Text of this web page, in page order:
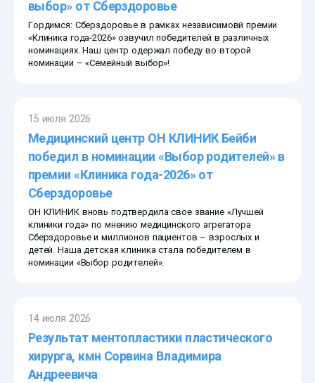
выбор» от Сберздоровье
Гордимся: Сберздоровье в рамках независимовй премии
«Клиника года-2026» озвучил победителей в различных
номинациях. Наш центр одержал победу во второй
номинации – «Семейный выбор»!
15 июля 2026
Медицинский центр ОН КЛИНИК Бейби
победил в номинации «Выбор родителей» в
премии «Клиника года-2026» от
Сберздоровье
ОН КЛИНИК вновь подтвердила свое звание «Лучшей
клиники года» по мнению медицинского агрегатора
Сберздоровье и миллионов пациентов – взрослых и
детей. Наша детская клиника стала победителем в
номинации «Выбор родителей».
14 июля 2026
Результат ментопластики пластического
хирурга, кмн Сорвина Владимира
Андреевича